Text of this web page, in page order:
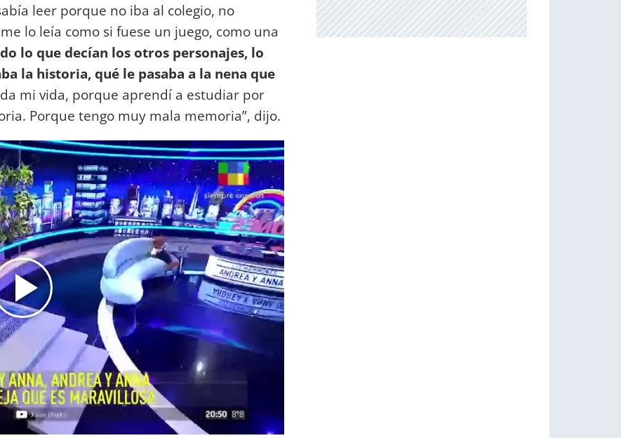
leer porque no iba al colegio, no
lo leía como si fuese un juego, como una
lo que decían los otros personajes, lo
la historia, qué le pasaba a la nena que
mi vida, porque aprendí a estudiar por
Porque tengo muy mala memoria”, dijo.